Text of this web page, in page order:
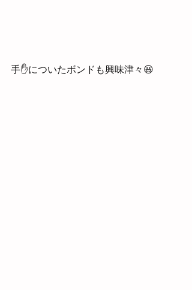
手✋についたボンドも興味津々😆